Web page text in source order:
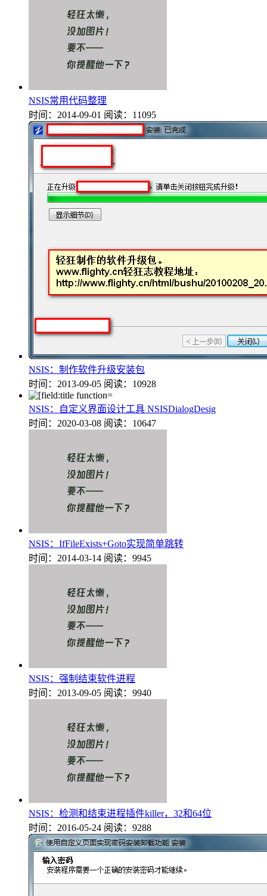
NSIS常用代码整理
时间：2014-09-01 阅读：11095
NSIS：制作软件升级安装包
时间：2013-09-05 阅读：10928
NSIS：自定义界面设计工具 NSISDialogDesig
时间：2020-03-08 阅读：10647
NSIS：IfFileExists+Goto实现简单跳转
时间：2014-03-14 阅读：9945
NSIS：强制结束软件进程
时间：2013-09-05 阅读：9940
NSIS：检测和结束进程插件killer，32和64位
时间：2016-05-24 阅读：9288